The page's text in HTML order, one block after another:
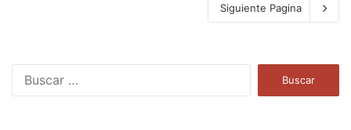
Siguiente Pagina